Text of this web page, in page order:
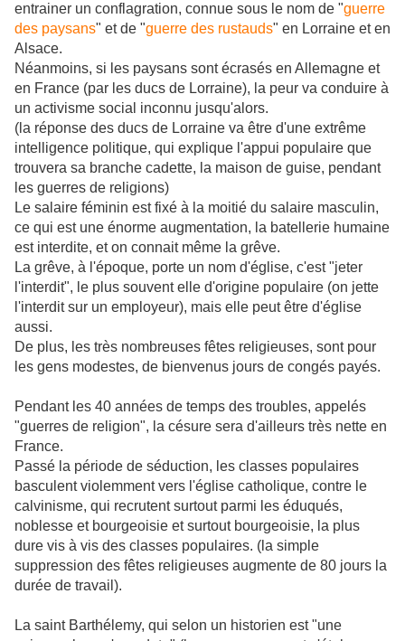
entrainer un conflagration, connue sous le nom de "guerre
des paysans" et de "guerre des rustauds" en Lorraine et en
Alsace.
Néanmoins, si les paysans sont écrasés en Allemagne et
en France (par les ducs de Lorraine), la peur va conduire à
un activisme social inconnu jusqu'alors.
(la réponse des ducs de Lorraine va être d'une extrême
intelligence politique, qui explique l'appui populaire que
trouvera sa branche cadette, la maison de guise, pendant
les guerres de religions)
Le salaire féminin est fixé à la moitié du salaire masculin,
ce qui est une énorme augmentation, la batellerie humaine
est interdite, et on connait même la grêve.
La grêve, à l'époque, porte un nom d'église, c'est "jeter
l'interdit", le plus souvent elle d'origine populaire (on jette
l'interdit sur un employeur), mais elle peut être d'église
aussi.
De plus, les très nombreuses fêtes religieuses, sont pour
les gens modestes, de bienvenus jours de congés payés.
Pendant les 40 années de temps des troubles, appelés
"guerres de religion", la césure sera d'ailleurs très nette en
France.
Passé la période de séduction, les classes populaires
basculent violemment vers l'église catholique, contre le
calvinisme, qui recrutent surtout parmi les éduqués,
noblesse et bourgeoisie et surtout bourgeoisie, la plus
dure vis à vis des classes populaires. (la simple
suppression des fêtes religieuses augmente de 80 jours la
durée de travail).
La saint Barthélemy, qui selon un historien est "une